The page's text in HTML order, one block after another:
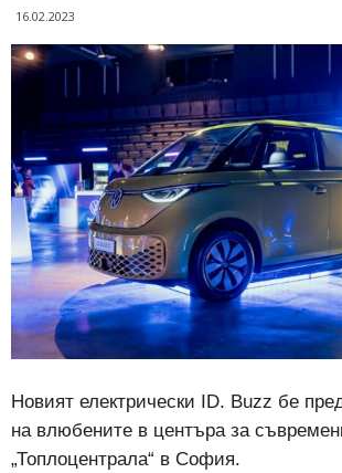
16.02.2023
Новият електрически ID. Buzz бе
на влюбените в центъра за
„Топлоцентрала“ в София.